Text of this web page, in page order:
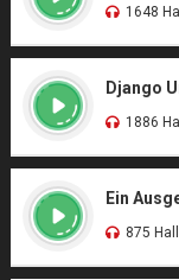
1648
Django
1886
Ein
875